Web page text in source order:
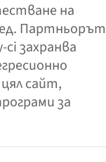
на
Партньорът
ci захранва
сайт,
за